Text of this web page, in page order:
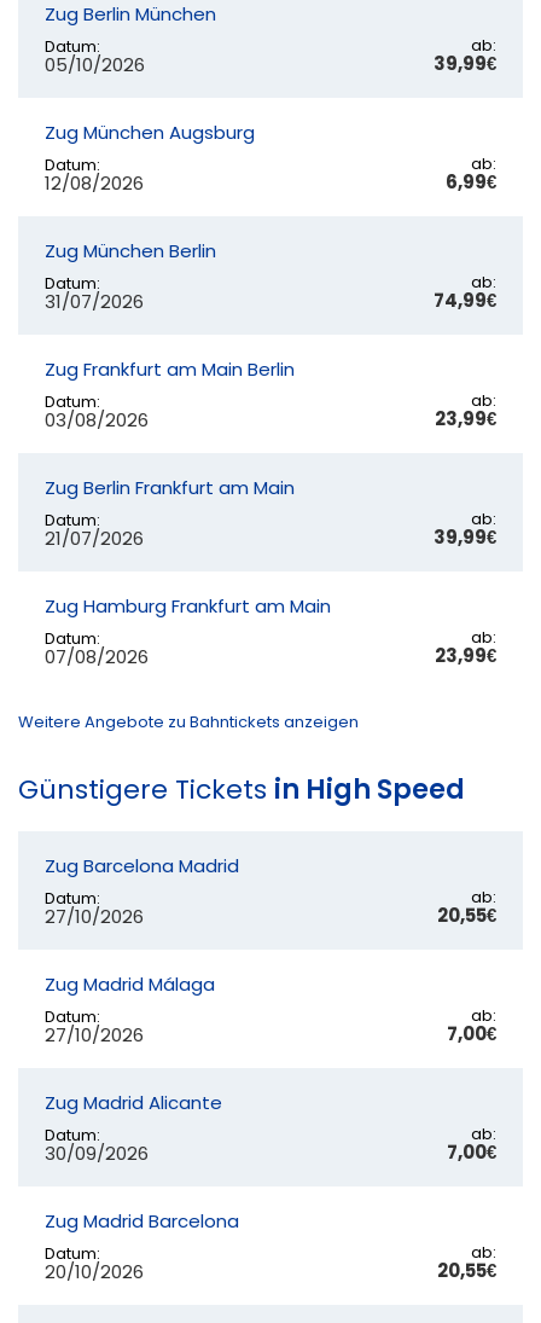
Zug Berlin München
Datum:
05/10/2026
ab:
39,99€
Zug München Augsburg
Datum:
12/08/2026
ab:
6,99€
Zug München Berlin
Datum:
31/07/2026
ab:
74,99€
Zug Frankfurt am Main Berlin
Datum:
03/08/2026
ab:
23,99€
Zug Berlin Frankfurt am Main
Datum:
21/07/2026
ab:
39,99€
Zug Hamburg Frankfurt am Main
Datum:
07/08/2026
ab:
23,99€
Weitere Angebote zu Bahntickets anzeigen
Günstigere Tickets in High Speed
Zug Barcelona Madrid
Datum:
27/10/2026
ab:
20,55€
Zug Madrid Málaga
Datum:
27/10/2026
ab:
7,00€
Zug Madrid Alicante
Datum:
30/09/2026
ab:
7,00€
Zug Madrid Barcelona
Datum:
20/10/2026
ab:
20,55€